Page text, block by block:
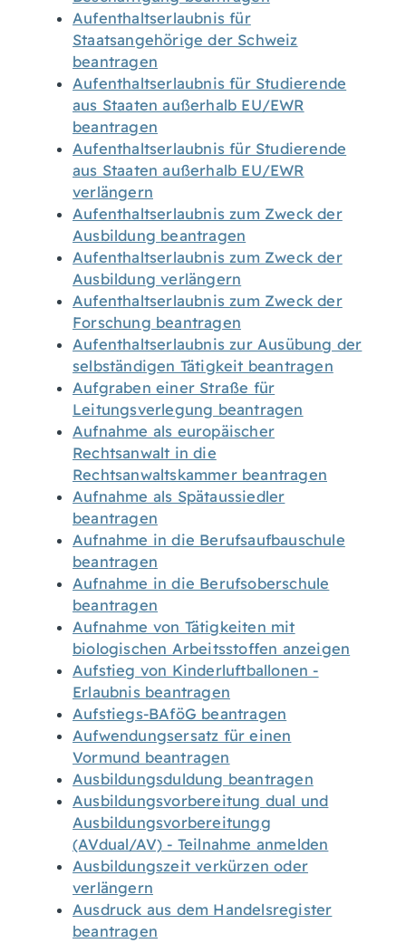
Aufenthaltserlaubnis für
Staatsangehörige der Schweiz
beantragen
Aufenthaltserlaubnis für Studierende
aus Staaten außerhalb EU/EWR
beantragen
Aufenthaltserlaubnis für Studierende
aus Staaten außerhalb EU/EWR
verlängern
Aufenthaltserlaubnis zum Zweck der
Ausbildung beantragen
Aufenthaltserlaubnis zum Zweck der
Ausbildung verlängern
Aufenthaltserlaubnis zum Zweck der
Forschung beantragen
Aufenthaltserlaubnis zur Ausübung der
selbständigen Tätigkeit beantragen
Aufgraben einer Straße für
Leitungsverlegung beantragen
Aufnahme als europäischer
Rechtsanwalt in die
Rechtsanwaltskammer beantragen
Aufnahme als Spätaussiedler
beantragen
Aufnahme in die Berufsaufbauschule
beantragen
Aufnahme in die Berufsoberschule
beantragen
Aufnahme von Tätigkeiten mit
biologischen Arbeitsstoffen anzeigen
Aufstieg von Kinderluftballonen -
Erlaubnis beantragen
Aufstiegs-BAföG beantragen
Aufwendungsersatz für einen
Vormund beantragen
Ausbildungsduldung beantragen
Ausbildungsvorbereitung dual und
Ausbildungsvorbereitungg
(AVdual/AV) - Teilnahme anmelden
Ausbildungszeit verkürzen oder
verlängern
Ausdruck aus dem Handelsregister
beantragen